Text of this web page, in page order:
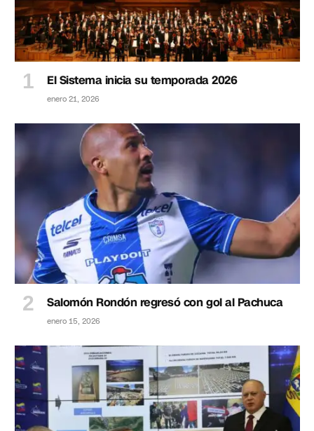
El Sistema inicia su temporada 2026
enero 21, 2026
Salomón Rondón regresó con gol al Pachuca
enero 15, 2026